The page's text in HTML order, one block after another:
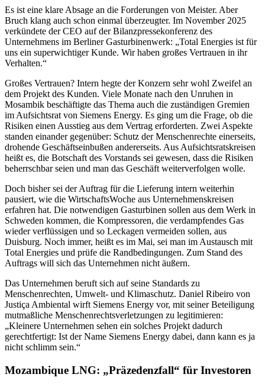
Es ist eine klare Absage an die Forderungen von Meister. Aber
Bruch klang auch schon einmal überzeugter. Im November 2025
verkündete der CEO auf der Bilanzpressekonferenz des
Unternehmens im Berliner Gasturbinenwerk: „Total Energies ist für
uns ein superwichtiger Kunde. Wir haben großes Vertrauen in ihr
Verhalten.“
Großes Vertrauen? Intern hegte der Konzern sehr wohl Zweifel an
dem Projekt des Kunden. Viele Monate nach den Unruhen in
Mosambik beschäftigte das Thema auch die zuständigen Gremien
im Aufsichtsrat von Siemens Energy. Es ging um die Frage, ob die
Risiken einen Ausstieg aus dem Vertrag erforderten. Zwei Aspekte
standen einander gegenüber: Schutz der Menschenrechte einerseits,
drohende Geschäftseinbußen andererseits. Aus Aufsichtsratskreisen
heißt es, die Botschaft des Vorstands sei gewesen, dass die Risiken
beherrschbar seien und man das Geschäft weiterverfolgen wolle.
Doch bisher sei der Auftrag für die Lieferung intern weiterhin
pausiert, wie die WirtschaftsWoche aus Unternehmenskreisen
erfahren hat. Die notwendigen Gasturbinen sollen aus dem Werk in
Schweden kommen, die Kompressoren, die verdampfendes Gas
wieder verflüssigen und so Leckagen vermeiden sollen, aus
Duisburg. Noch immer, heißt es im Mai, sei man im Austausch mit
Total Energies und prüfe die Randbedingungen. Zum Stand des
Auftrags will sich das Unternehmen nicht äußern.
Das Unternehmen beruft sich auf seine Standards zu
Menschenrechten, Umwelt- und Klimaschutz. Daniel Ribeiro von
Justiça Ambiental wirft Siemens Energy vor, mit seiner Beteiligung
mutmaßliche Menschenrechtsverletzungen zu legitimieren:
„Kleinere Unternehmen sehen ein solches Projekt dadurch
gerechtfertigt: Ist der Name Siemens Energy dabei, dann kann es ja
nicht schlimm sein.“
Mozambique LNG: „Präzedenzfall“ für Investoren